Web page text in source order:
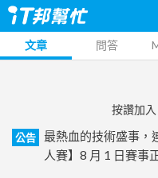
文章 問答
按讚加
公告
最熱血的技術盛事，
人賽】8 月 1 日賽事